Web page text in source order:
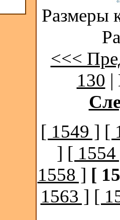
Размеры
<<<
130 |
[ 1549 ] [
] [
1558 ] [
1563 ] [